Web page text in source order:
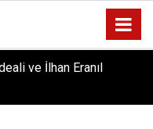
ve İlhan Eranıl
COŞKUSU: Kursiyerler